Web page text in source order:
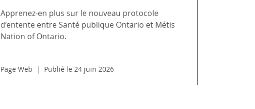
Apprenez-en plus sur le nouveau protocole
d’entente entre Santé publique Ontario et Métis
Nation of Ontario.
Page Web Publié le 24 juin 2026